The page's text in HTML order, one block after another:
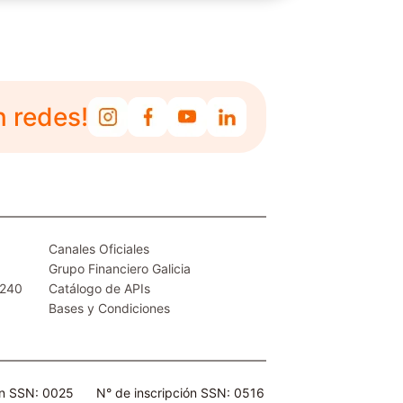
redes!
Canales Oficiales
Grupo Financiero Galicia
Catálogo de APIs
Bases y Condiciones
SSN: 0025 N° de inscripción SSN: 0516